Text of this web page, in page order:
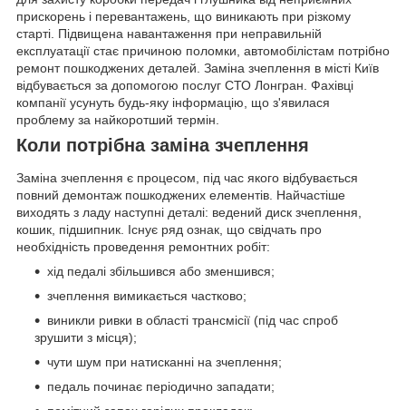
прискорень і перевантажень, що виникають при різкому
старті. Підвищена навантаження при неправильній
експлуатації стає причиною поломки, автомобілістам потрібно
ремонт пошкоджених деталей. Заміна зчеплення в місті Київ
відбувається за допомогою послуг СТО Лонгран. Фахівці
компанії усунуть будь-яку інформацію, що з'явилася
проблему за найкоротший термін.
Коли потрібна заміна зчеплення
Заміна зчеплення є процесом, під час якого відбувається
повний демонтаж пошкоджених елементів. Найчастіше
виходять з ладу наступні деталі: ведений диск зчеплення,
кошик, підшипник. Існує ряд ознак, що свідчать про
необхідність проведення ремонтних робіт:
хід педалі збільшився або зменшився;
зчеплення вимикається частково;
виникли ривки в області трансмісії (під час спроб
зрушити з місця);
чути шум при натисканні на зчеплення;
педаль починає періодично западати;